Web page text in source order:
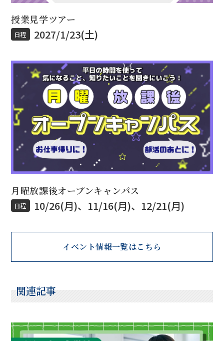
授業見学ツアー
日程 2027/1/23(土)
月曜放課後オープンキャンパス
日程 10/26(月)、11/16(月)、12/21(月)
イベント情報一覧はこちら
関連記事